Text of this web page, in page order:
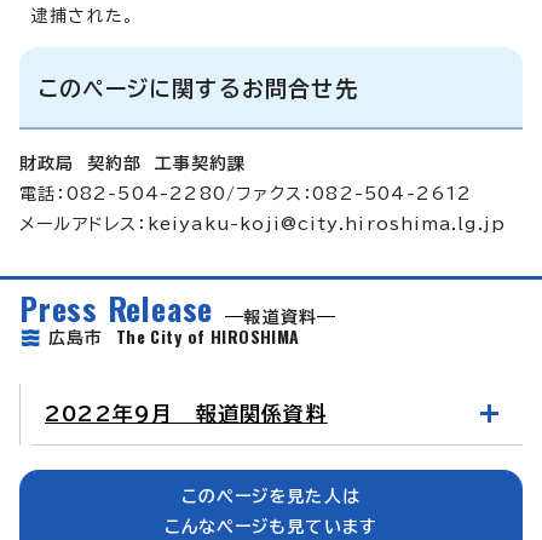
逮捕された。
このページに関するお問合せ先
財政局 契約部 工事契約課
電話：082-504-2280/ファクス：082-504-2612
メールアドレス： keiyaku-koji@city.hiroshima.lg.jp
Press Release
報道資料
広島市 The City of HIROSHIMA
2022年9月 報道関係資料
このページを見た人は
こんなページも見ています